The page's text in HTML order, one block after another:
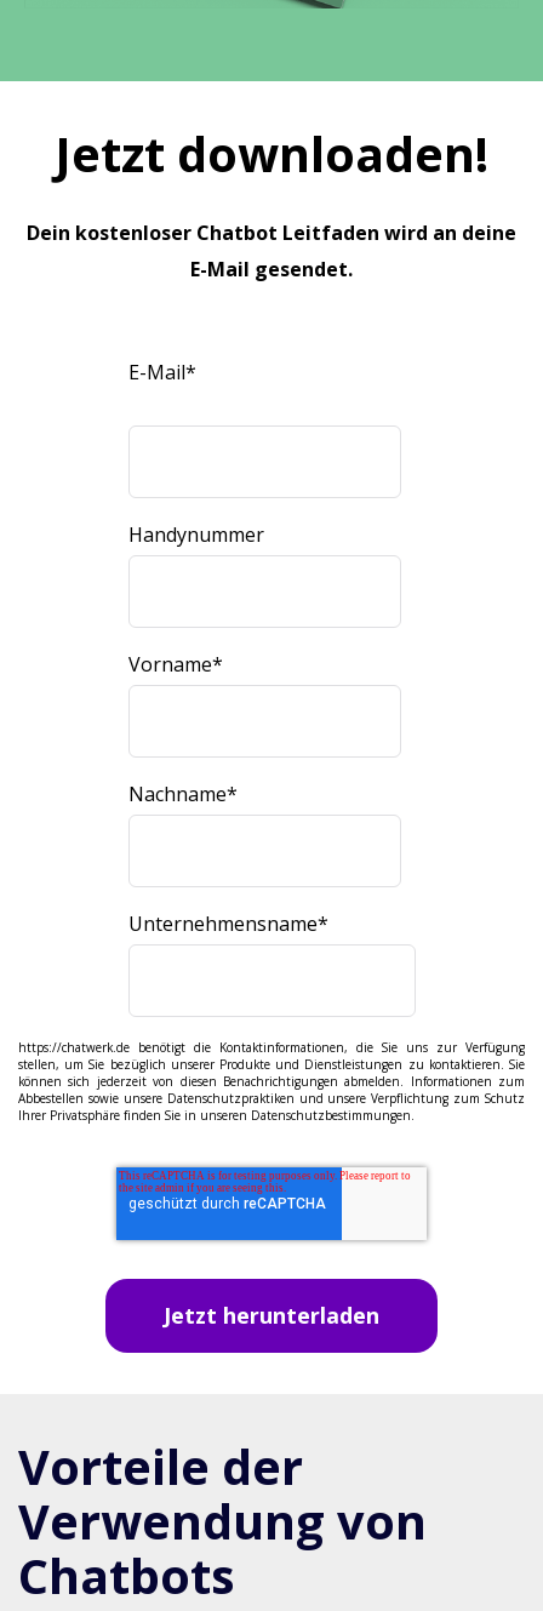
Jetzt downloaden!
Dein kostenloser Chatbot Leitfaden wird an deine
E-Mail gesendet.
E-Mail*
Handynummer
Vorname*
Nachname*
Unternehmensname*
https://chatwerk.de benötigt die Kontaktinformationen, die Sie uns zur Verfügung
stellen, um Sie bezüglich unserer Produkte und Dienstleistungen zu kontaktieren. Sie
können sich jederzeit von diesen Benachrichtigungen abmelden. Informationen zum
Abbestellen sowie unsere Datenschutzpraktiken und unsere Verpflichtung zum Schutz
Ihrer Privatsphäre finden Sie in unseren Datenschutzbestimmungen.
Vorteile der
Verwendung von
Chatbots